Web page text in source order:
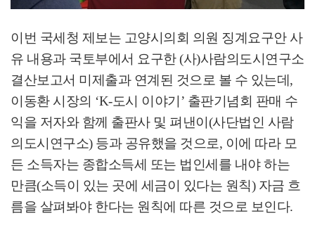
이번 국세청 제보는 고양시의회 의원 징계요구안 사
유 내용과 국토부에서 요구한(사)사람의도시연구소
결산보고서 미제출과 연계된 것으로 볼 수 있는데 ,
이동환 시장의 ‘K-도시 이야기 ’ 출판기념회 판매 수
익을 저자와 함께 출판사 및 펴낸이 (사단법인 사람
의도시연구소) 등과 공유했을 것으로, 이에 따라 모
든 소득자는 종합소득세 또는 법인세를 내야 하는
만큼(소득이 있는 곳에 세금이 있다는 원칙) 자금 흐
름을 살펴봐야 한다는 원칙에 따른 것으로 보인다.